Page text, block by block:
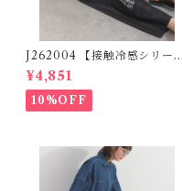
J262004 【接触冷感シリー
ズ】 ツイルワーク風ロゴパン
ツ / Cool Touch Twill Work
Logo Pants (残りわずか)
¥4,851
10%OFF